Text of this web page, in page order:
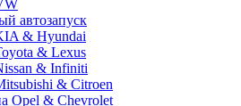
автозапуск
& Hyundai
& Lexus
& Infiniti
& Citroen
Opel & Chevrolet